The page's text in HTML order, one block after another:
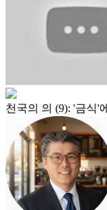
천국의 의 (9): '금식'